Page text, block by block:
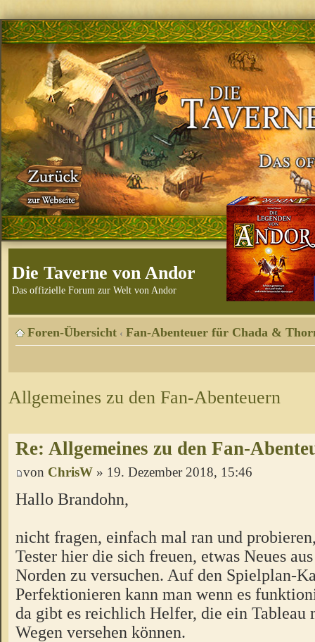
Die Taverne von Andor
Das offizielle Forum zur Welt von Andor
Foren-Übersicht ‹ Fan-Abenteuer für Chada &
Allgemeines zu den Fan-Abenteuern
Re: Allgemeines zu den Fan-
von ChrisW » 19. Dezember 2018, 15:46
Hallo Brandohn,
nicht fragen, einfach mal ran und
Tester hier die sich freuen, etwas Neues
Norden zu versuchen. Auf den Spielplan-
Perfektionieren kann man wenn es
da gibt es reichlich Helfer, die ein Tableau
Wegen versehen können.